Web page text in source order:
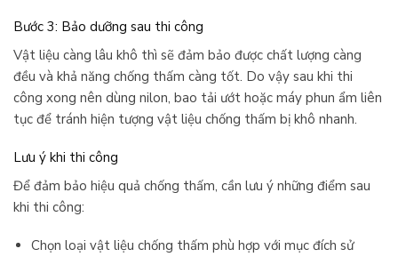
Bước 3: Bảo dưỡng sau thi công
Vật liệu càng lâu khô thì sẽ đảm bảo được chất lượng càng
đều và khả năng chống thấm càng tốt. Do vậy sau khi thi
công xong nên dùng nilon, bao tải ướt hoặc máy phun ẩm liên
tục để tránh hiện tượng vật liệu chống thấm bị khô nhanh.
Lưu ý khi thi công
Để đảm bảo hiệu quả chống thấm, cần lưu ý những điểm sau
khi thi công:
Chọn loại vật liệu chống thấm phù hợp với mục đích sử